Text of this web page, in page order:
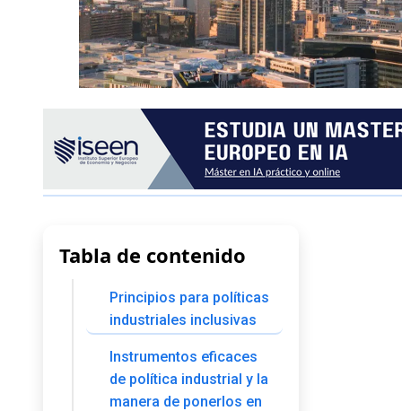
Tabla de contenido
Principios para políticas
industriales inclusivas
Instrumentos eficaces
de política industrial y la
manera de ponerlos en